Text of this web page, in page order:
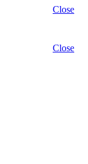
Close
Close